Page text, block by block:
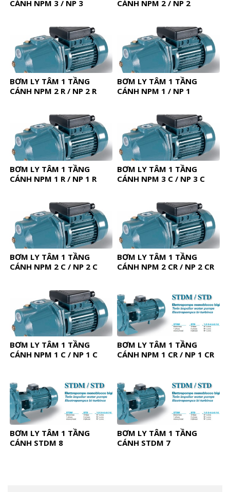
CÁNH NPM 3 / NP 3 CÁNH NPM 2 / NP 2
BƠM LY TÂM 1 TẦNG
CÁNH NPM 2 R / NP 2 R
BƠM LY TÂM 1 TẦNG
CÁNH NPM 1 / NP 1
BƠM LY TÂM 1 TẦNG
CÁNH NPM 1 R / NP 1 R
BƠM LY TÂM 1 TẦNG
CÁNH NPM 3 C / NP 3 C
BƠM LY TÂM 1 TẦNG
CÁNH NPM 2 C / NP 2 C
BƠM LY TÂM 1 TẦNG
CÁNH NPM 2 CR / NP 2 CR
BƠM LY TÂM 1 TẦNG
CÁNH NPM 1 C / NP 1 C
BƠM LY TÂM 1 TẦNG
CÁNH NPM 1 CR / NP 1 CR
BƠM LY TÂM 1 TẦNG
CÁNH STDM 8
BƠM LY TÂM 1 TẦNG
CÁNH STDM 7